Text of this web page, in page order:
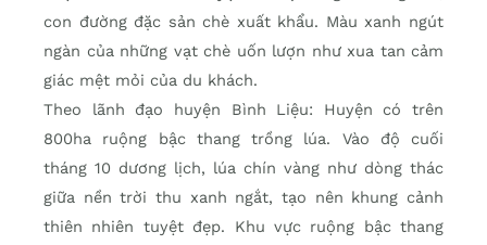
con đường đặc sản chè xuất khẩu. Màu xanh ngút
ngàn của những vạt chè uốn lượn như xua tan cảm
giác mệt mỏi của du khách.
Theo lãnh đạo huyện Bình Liệu: Huyện có trên
800ha ruộng bậc thang trồng lúa. Vào độ cuối
tháng 10 dương lịch, lúa chín vàng như dòng thác
giữa nền trời thu xanh ngắt, tạo nên khung cảnh
thiên nhiên tuyệt đẹp. Khu vực ruộng bậc thang